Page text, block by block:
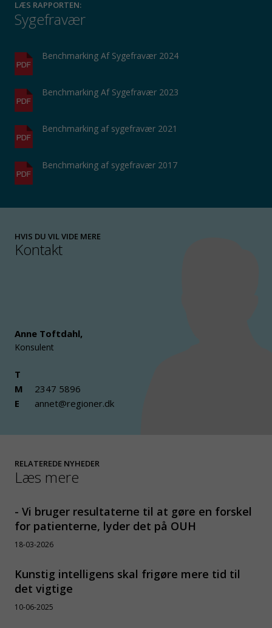
LÆS RAPPORTEN:
Sygefravær
Benchmarking Af Sygefravær 2024
Benchmarking Af Sygefravær 2023
Benchmarking af sygefravær 2021
Benchmarking af sygefravær 2017
HVIS DU VIL VIDE MERE
Kontakt
Anne Toftdahl,
Konsulent
T
M
2347 5896
E
annet@regioner.dk
RELATEREDE NYHEDER
Læs mere
- Vi bruger resultaterne til at gøre en forskel
for patienterne, lyder det på OUH
18-03-2026
Kunstig intelligens skal frigøre mere tid til
det vigtige
10-06-2025